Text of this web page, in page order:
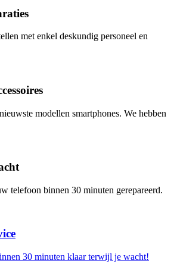
met enkel deskundig personeel en
modellen smartphones. We hebben
telefoon binnen 30 minuten gerepareerd.
30 minuten klaar terwijl je wacht!